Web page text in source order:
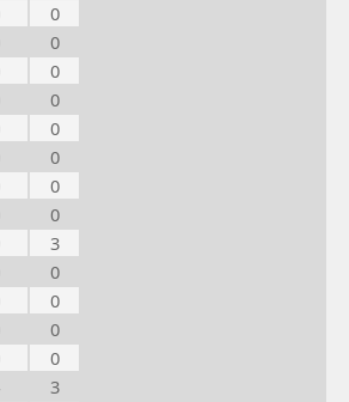
0
0
0
0
0
0
0
0
3
0
0
0
0
3